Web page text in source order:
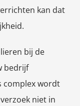
kan dat
bij de
bedrijf
complex wordt
niet in